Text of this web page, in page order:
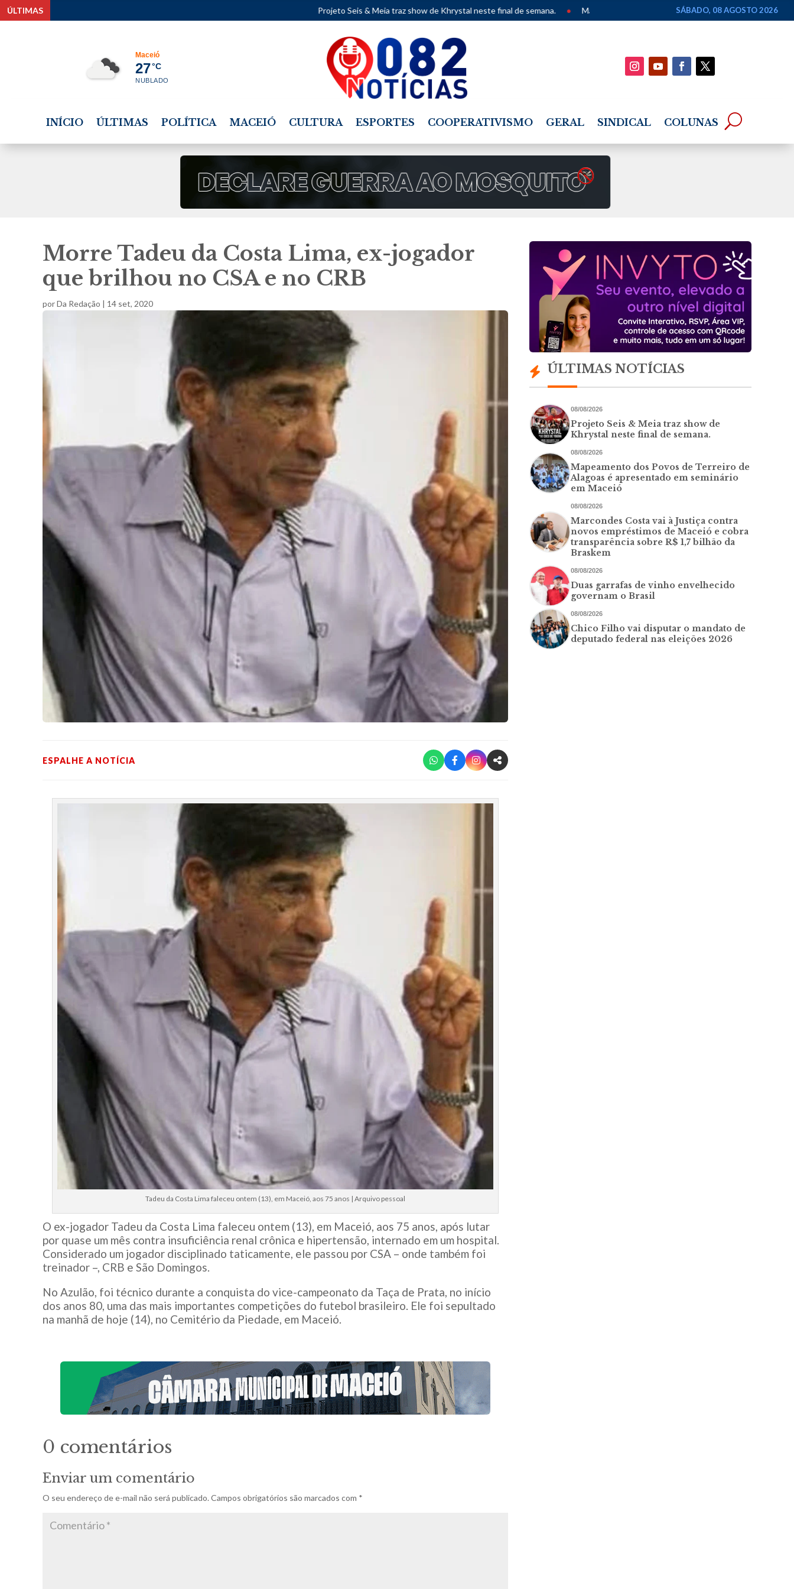
ÚLTIMAS Projeto Seis & Meia traz show de Khrystal neste final de semana. • Mapeamento dos Povos de Terreiro de Alagoas é apresentado em
SÁBADO, 08 AGOSTO 2026
Maceió
27°C
NUBLADO
INÍCIO ÚLTIMAS POLÍTICA MACEIÓ CULTURA ESPORTES COOPERATIVISMO GERAL SINDICAL COLUNAS
Morre Tadeu da Costa Lima, ex-jogador
que brilhou no CSA e no CRB
porDa Redação 14 set, 2020
ESPALHE A NOTÍCIA
Tadeu da Costa Lima faleceu ontem (13), em Maceió, aos 75 anos | Arquivo pessoal
O ex-jogador Tadeu da Costa Lima faleceu ontem (13), em Maceió, aos 75 anos, após lutar
por quase um mês contra insuficiência renal crônica e hipertensão, internado em um hospital.
Considerado um jogador disciplinado taticamente, ele passou por CSA – onde também foi
treinador –, CRB e São Domingos.
No Azulão, foi técnico durante a conquista do vice-campeonato da Taça de Prata, no início
dos anos 80, uma das mais importantes competições do futebol brasileiro. Ele foi sepultado
na manhã de hoje (14), no Cemitério da Piedade, em Maceió.
0 comentários
Enviar um comentário
O seu endereço de e-mail não será publicado. Campos obrigatórios são marcados com *
ÚLTIMAS NOTÍCIAS
08/08/2026
Projeto Seis & Meia traz show de
Khrystal neste final de semana.
08/08/2026
Mapeamento dos Povos de Terreiro de
Alagoas é apresentado em seminário
em Maceió
08/08/2026
Marcondes Costa vai à Justiça contra
novos empréstimos de Maceió e cobra
transparência sobre R$ 1,7 bilhão da
Braskem
08/08/2026
Duas garrafas de vinho envelhecido
governam o Brasil
08/08/2026
Chico Filho vai disputar o mandato de
deputado federal nas eleições 2026